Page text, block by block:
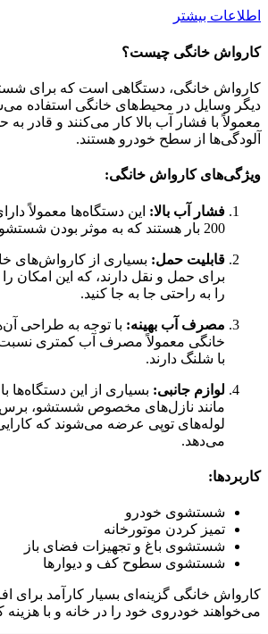
اطلاعات بیشتر
کارواش خانگی چیست؟
کارواش خانگی، دستگاهی است که برای
دیگر وسایل در محیط‌های خانگی استفاده
معمولاً با فشار آب بالا کار می‌کنند و قادر
آلودگی‌ها از سطح خودرو هستند.
ویژگی‌های کارواش خانگی:
فشار آب بالا:
200 بار هستند که به موثر بودن شستشو کمک می‌کند.
قابلیت حمل: بسیاری از کارواش‌های
برای حمل و نقل دارند، که این امکان را
را به راحتی جا به جا کنید.
مصرف آب بهینه: با توجه به طراحی
خانگی معمولاً مصرف آب کمتری
با شلنگ دارند.
لوازم جانبی: بسیاری از این دستگاه‌ها
مانند نازل‌های مخصوص شستشو،
لوله‌های توپی عرضه می‌شوند که
می‌دهد.
کاربردها:
شستشوی خودرو
تمیز کردن موتورخانه
شستشوی باغ و تجهیزات فضای باز
شستشوی سطوح کف و دیوارها
کارواش خانگی گزینه‌ای بسیار کارآمد برای
می‌خواهند خودروی خود را در خانه و با